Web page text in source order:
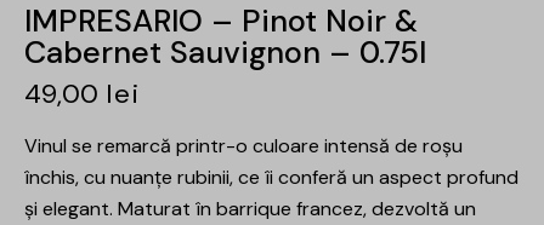
IMPRESARIO – Pinot Noir &
Cabernet Sauvignon – 0.75l
49,00 lei
Vinul se remarcă printr-o culoare intensă de roșu
închis, cu nuanțe rubinii, ce îi conferă un aspect profund
și elegant. Maturat în barrique francez, dezvoltă un